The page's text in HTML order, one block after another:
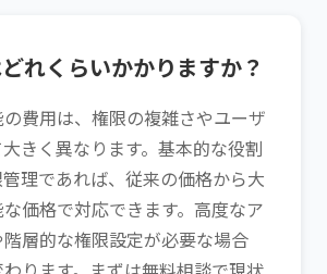
れくらいかかりますか？
費用は、権限の複雑さやユーザ
きく異なります。基本的な役割
理であれば、従来の価格から大
価格で対応できます。高度なア
層的な権限設定が必要な場合